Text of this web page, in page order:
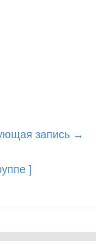
запись →
]